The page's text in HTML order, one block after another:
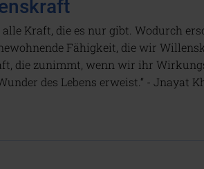
Kraft, die es nur gibt. Wodurch
Fähigkeit, die wir
die zunimmt, wenn wir ihr
des Lebens erweist.“ - Jnayat